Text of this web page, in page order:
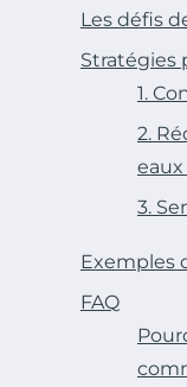
Les défis
Stratégies
1.
2.
eaux
3.
Exemples
FAQ